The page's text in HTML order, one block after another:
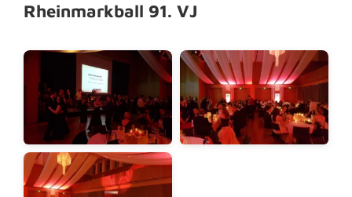
Rheinmarkball 91. VJ